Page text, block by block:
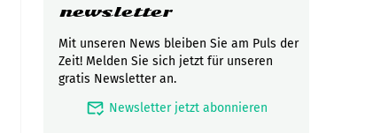
newsletter
Mit unseren News bleiben Sie am Puls der
Zeit! Melden Sie sich jetzt für unseren
gratis Newsletter an.
mark_email_read Newsletter jetzt abonnieren